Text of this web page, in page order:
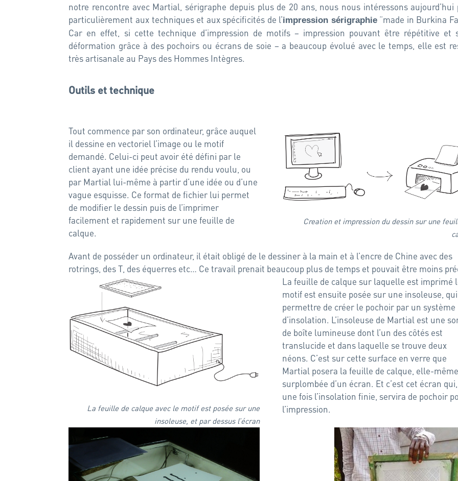
notre rencontre avec Martial, sérigraphe depuis plus de 20 ans, nous nous intéressons aujourd’hui
particulièrement aux techniques et aux spécificités de l’impression sérigraphie“made in Burkina
Car en effet, si cette technique d’impression de motifs – impression pouvant être répétitive et
déformation grâce à des pochoirs ou écrans de soie – a beaucoup évolué avec le temps, elle est
très artisanale au Pays des Hommes Intègres.
Outils et technique
Tout commence par son ordinateur, grâce auquel
il dessine en vectoriel l’image ou le motif
demandé. Celui-ci peut avoir été défini par le
client ayant une idée précise du rendu voulu, ou
par Martial lui-même à partir d’une idée ou d’une
vague esquisse. Ce format de fichier lui permet
de modifier le dessin puis de l’imprimer
facilement et rapidement sur une feuille de
calque.
Creation et impression du dessin sur une
Avant de posséder un ordinateur, il était obligé de le dessiner à la main et à l’encre de Chine avec des
rotrings, des T, des équerres etc… Ce travail prenait beaucoup plus de temps et pouvait être moins
La feuille de calque avec le motif est posée sur une
insoleuse, et par dessus l’écran
La feuille de calque sur laquelle est imprimé
motif est ensuite posée sur une insoleuse,
permettre de créer le pochoir par un système
d’insolation. L’insoleuse de Martial est une
de boîte lumineuse dont l’un des côtés est
translucide et dans laquelle se trouve deux
néons. C’est sur cette surface en verre que
Martial posera la feuille de calque, elle-même
surplombée d’un écran. Et c’est cet écran qui,
une fois l’insolation finie, servira de pochoir
l’impression.